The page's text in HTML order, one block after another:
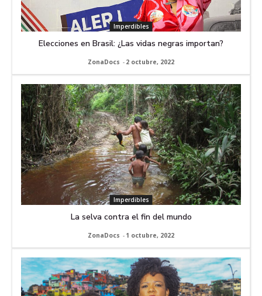
Imperdibles
Elecciones en Brasil: ¿Las vidas negras importan?
ZonaDocs - 2 octubre, 2022
Imperdibles
La selva contra el fin del mundo
ZonaDocs - 1 octubre, 2022